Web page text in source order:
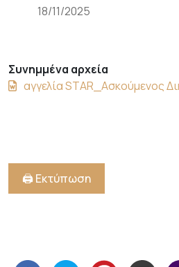
18/11/2025
Συνημμένα αρχεία
αγγελία STAR_Ασκούμενος
🖨️ Εκτύπωση